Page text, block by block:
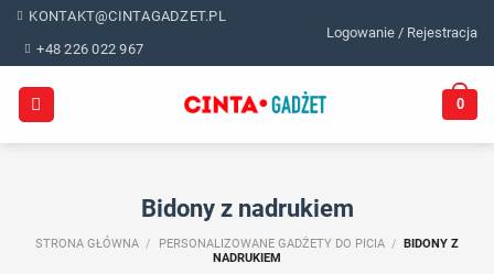
Skip
content
KONTAKT@CINTAGADZET.PL
+48 226 022 967
Logowanie / Rejestracja
0
Bidony z nadrukiem
STRONA GŁÓWNA / PERSONALIZOWANE GADŻETY DO PICIA /
BIDONY Z
NADRUKIEM